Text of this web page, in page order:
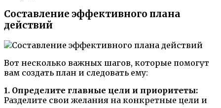
Составление эффективного плана
действий
Вот несколько важных шагов, которые помогут
вам создать план и следовать ему:
1. Определите главные цели и приоритеты:
Разделите свои желания на конкретные цели и